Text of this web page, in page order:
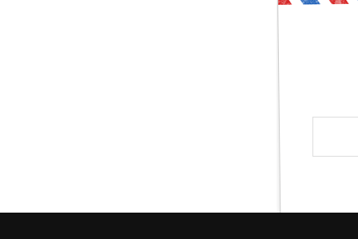
Друг, тогда предлагаю тебе проверить свои
и хвала! Слава твоя навсегда останется на